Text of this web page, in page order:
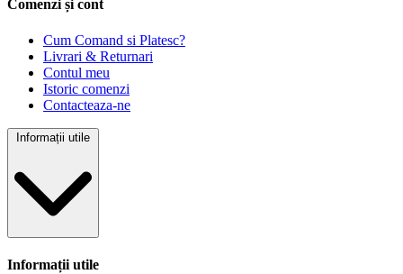
Comenzi și cont
Cum Comand si Platesc?
Livrari & Returnari
Contul meu
Istoric comenzi
Contacteaza-ne
Informații utile
Informații utile